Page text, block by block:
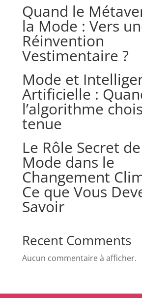
Quand le
la Mode : Vers
Réinvention
Vestimentaire ?
Mode et
Artificielle :
l’algorithme
tenue
Le Rôle Secret
Mode dans le
Changement
Ce que Vous
Savoir
Recent Comments
Aucun commentaire à afficher.